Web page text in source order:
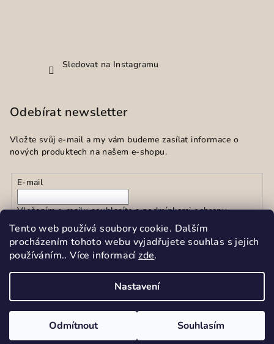
Tento web používá soubory cookie. Dalším
procházením tohoto webu vyjadřujete souhlas s jejich
používáním.. Více informacízde.
Nastavení
Odmítnout Souhlasím
Sledovat na Instagramu
Odebírat newsletter
Vložte svůj e-mail a my vám budeme zasílat informace o
nových produktech na našem e-shopu.
E-mail
Vložením e-mailu souhlasíte spodmínkami ochrany
osobních údajů
Přihlásit se
Upravit nastavení cookies
Vytvořil Shoptet